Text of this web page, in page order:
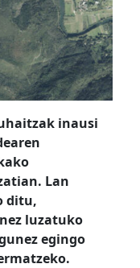
inausi
Lan
ditu,
luzatuko
egingo